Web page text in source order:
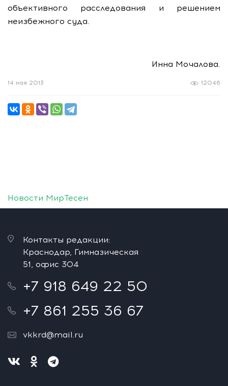
объективного расследования и решением
неизбежного суда.
Инна Мочалова.
12046
14 мая 2013
Новости МирТесен
Контакты редакции:
Краснодар, Гимназическая
51, офис 304
+7 918 649 22 50
+7 861 255 36 67
vkkrd@mail.ru